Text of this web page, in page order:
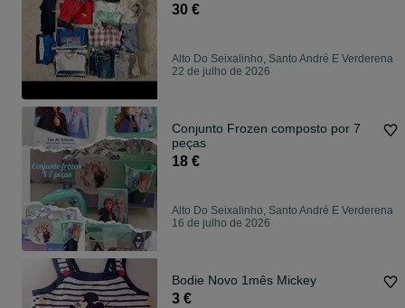
30 €
Alto Do Seixalinho, Santo André E Verderena
22 de julho de 2026
Conjunto Frozen composto por 7
peças
18 €
Alto Do Seixalinho, Santo André E Verderena
16 de julho de 2026
Bodie Novo 1mês Mickey
3 €